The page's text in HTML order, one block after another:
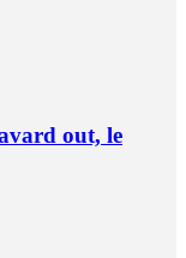
out, le